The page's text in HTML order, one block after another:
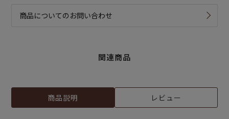
商品についてのお問い合わせ
関連商品
商品説明 レビュー